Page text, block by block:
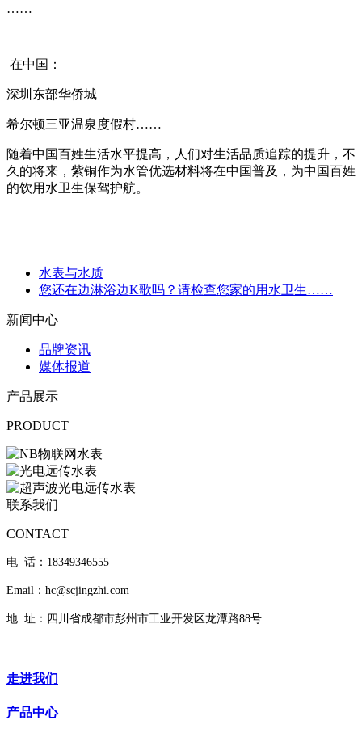
……
在中国：
深圳东部华侨城
希尔顿三亚温泉度假村……
随着中国百姓生活水平提高，人们对生活品质追踪的提升，不
久的将来，紫铜作为水管优选材料将在中国普及，为中国百姓
的饮用水卫生保驾护航。
水表与水质
您还在边淋浴边K歌吗？请检查您家的用水卫生……
新闻中心
品牌资讯
媒体报道
产品展示
PRODUCT
联系我们
CONTACT
电 话：18349346555
Email：hc@scjingzhi.com
地 址：四川省成都市彭州市工业开发区龙潭路88号
走进我们
产品中心